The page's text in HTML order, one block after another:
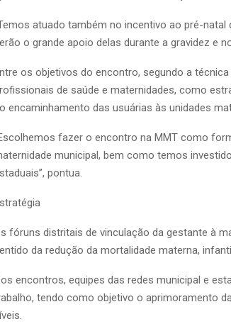
atuado também no incentivo ao pré-
o grande apoio delas durante a gravidez e
os objetivos do encontro, segundo a
de saúde e maternidades, como
encaminhamento das usuárias às unidades
fazer o encontro na MMT como
municipal, bem como temos
pontua.
fóruns distritais de vinculação da gestante à
da redução da mortalidade materna,
encontros, equipes das redes municipal e
tendo como objetivo o aprimoramento